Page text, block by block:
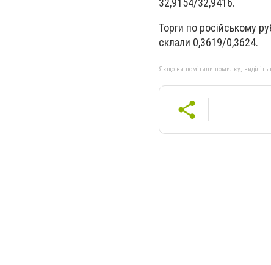
32,9154/32,9416.
Торги по російському
склали 0,3619/0,3624.
Якщо ви помітили помилку, виділіть